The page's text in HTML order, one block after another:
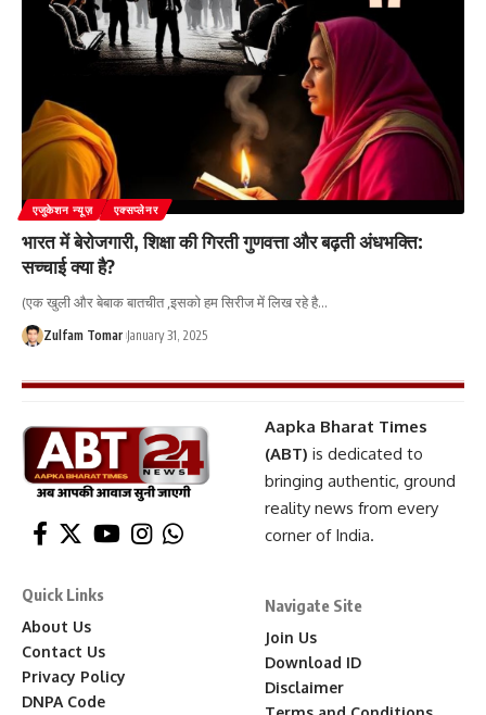
एजुकेशन न्यूज़ एक्सप्लेनर
भारत में बेरोजगारी, शिक्षा की गिरती गुणवत्ता और बढ़ती अंधभक्ति:
सच्चाई क्या है?
(एक खुली और बेबाक बातचीत ,इसको हम सिरीज में लिख रहे है…
Zulfam Tomar January 31, 2025
Aapka Bharat Times
(ABT) is dedicated to
bringing authentic, ground
reality news from every
corner of India.
Quick Links
About Us
Contact Us
Privacy Policy
DNPA Code
Navigate Site
Join Us
Download ID
Disclaimer